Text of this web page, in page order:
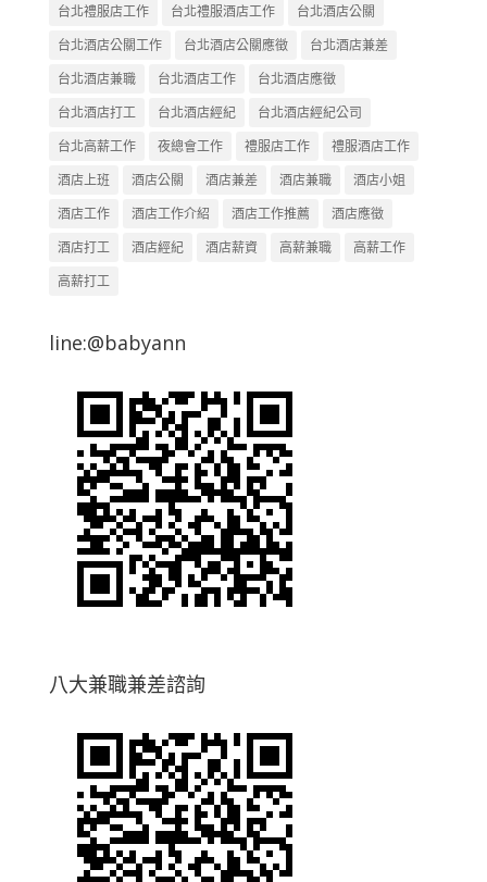
台北禮服店工作
台北禮服酒店工作
台北酒店公關
台北酒店公關工作
台北酒店公關應徵
台北酒店兼差
台北酒店兼職
台北酒店工作
台北酒店應徵
台北酒店打工
台北酒店經紀
台北酒店經紀公司
台北高薪工作
夜總會工作 禮服店工作
禮服酒店工作
酒店上班
酒店公關 酒店兼差 酒店兼職
酒店小姐
酒店工作
酒店工作介紹 酒店工作推薦
酒店應徵
酒店打工
酒店經紀 酒店薪資 高薪兼職
高薪工作
高薪打工
line:@babyann
八大兼職兼差諮詢